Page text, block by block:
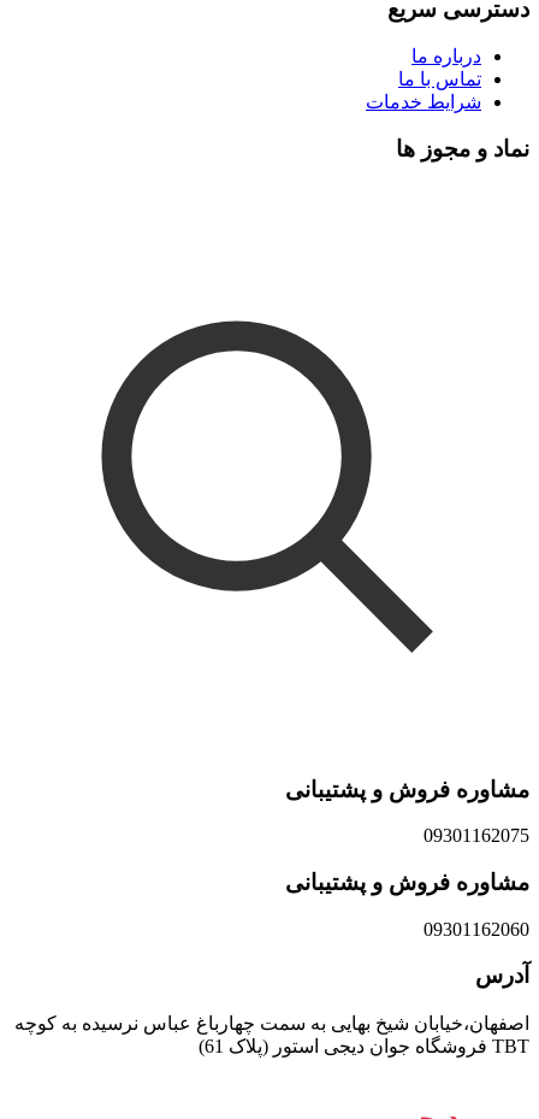
دسترسی سریع
درباره ما
تماس با ما
شرایط خدمات
نماد و مجوز ها
مشاوره فروش و پشتیبانی
09301162075
مشاوره فروش و پشتیبانی
09301162060
آدرس
اصفهان،خیابان شیخ بهایی به سمت چهارباغ عباس نرسیده به کوچه
TBT فروشگاه جوان دیجی استور (پلاک 61)